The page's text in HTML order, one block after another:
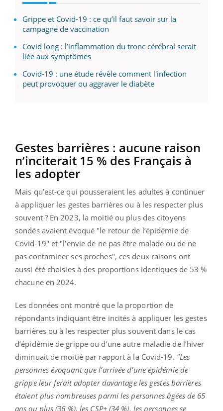
Grippe et Covid-19 : ce qu’il faut savoir sur la
campagne de vaccination
Covid long : l’inflammation du tronc cérébral serait
liée aux symptômes
Covid-19 : une étude révèle comment l'infection
peut provoquer ou aggraver le diabète
Gestes barrières : aucune raison
n’inciterait 15 % des Français à
les adopter
Mais qu’est-ce qui pousseraient les adultes à continuer
à appliquer les gestes barrières ou à les respecter plus
souvent ? En 2023, la moitié ou plus des citoyens
sondés avaient évoqué "le retour de l’épidémie de
Covid-19" et "l’envie de ne pas être malade ou de ne
pas contaminer ses proches", ces deux raisons ont
aussi été choisies à des proportions identiques de 53 %
chacune en 2024.
Les données ont montré que la proportion de
répondants indiquant être incités à appliquer les gestes
barrières ou à les respecter plus souvent dans le cas
d’épidémie de grippe ou d’une autre maladie de l’hiver
diminuait de moitié par rapport à la Covid-19. "Les
personnes évoquant que l’arrivée d’une épidémie de
grippe leur ferait adopter davantage les gestes barrières
étaient plus nombreuses parmi les personnes âgées de 65
ans ou plus (36 %), les CSP+ (34 %), les personnes se